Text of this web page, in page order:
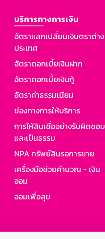
บริการทางการเงิน
อัตราแลกเปลี่ยนเงินตราต่าง
ประเทศ
อัตราดอกเบี้ยเงินฝาก
อัตราดอกเบี้ยเงินกู้
อัตราค่าธรรมเนียม
ช่องทางการให้บริการ
การให้สินเชื่ออย่างรับผิดชอบ
และเป็นธรรม
NPA ทรัพย์สินรอการขาย
เครื่องมือช่วยคำนวณ - เงิน
ออม
ออมเพื่อสุข